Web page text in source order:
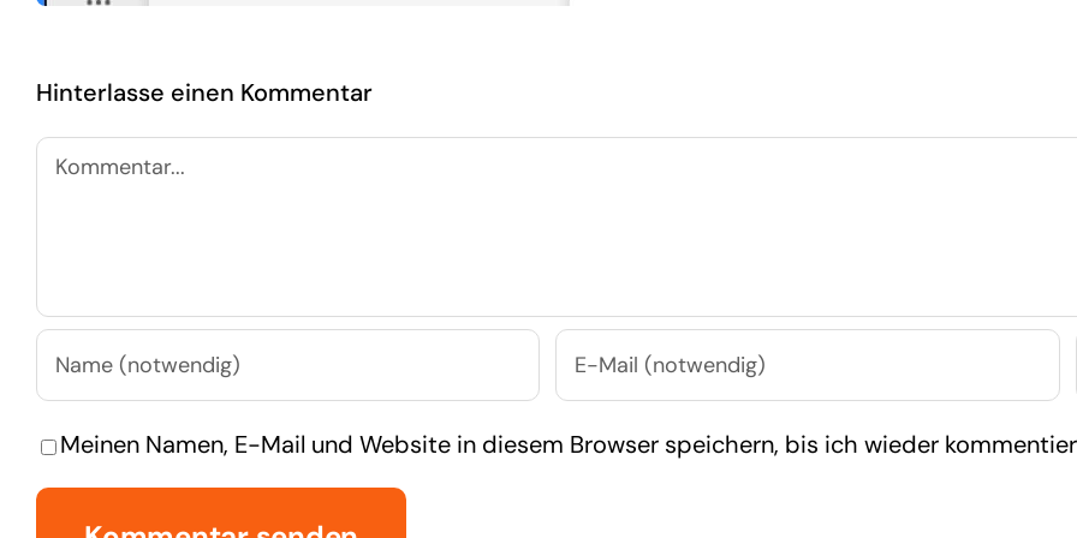
Hinterlasse einen Kommentar
Kommentar
Meinen Namen, E-Mail und Website in diesem Browser speichern, bis ich wieder